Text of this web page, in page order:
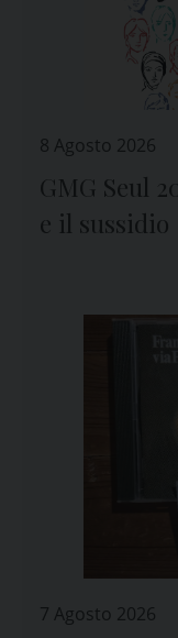
8 Agosto 2026
GMG Seul
e il sussidio
7 Agosto 2026